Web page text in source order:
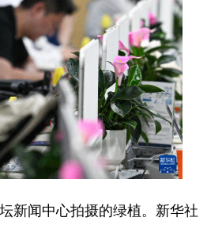
新闻中心拍摄的绿植。新华社